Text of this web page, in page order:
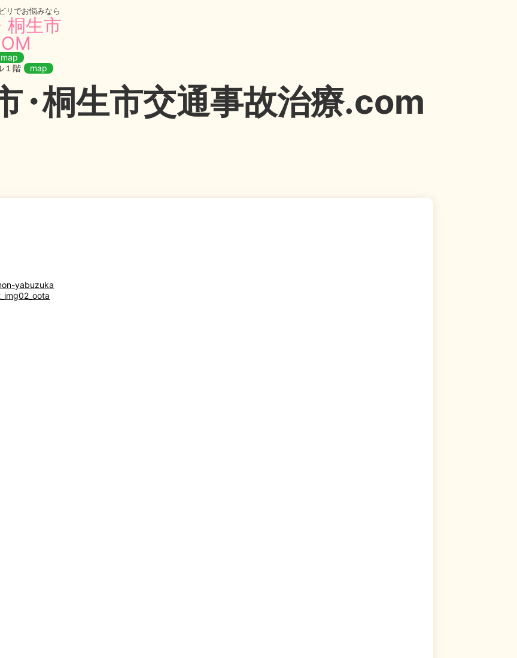
リでお悩みなら
桐生市
map
１階
map
・桐生市交通事故治療.com
yabuzuka